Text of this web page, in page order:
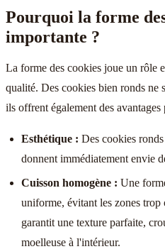
Pourquoi la forme
importante ?
La forme des cookies joue un rôle
qualité. Des cookies bien ronds ne
ils offrent également des avantages
Esthétique : Des cookies
donnent immédiatement envie
Cuisson homogène : Une
uniforme, évitant les zones trop
garantit une texture parfaite,
moelleuse à l'intérieur.